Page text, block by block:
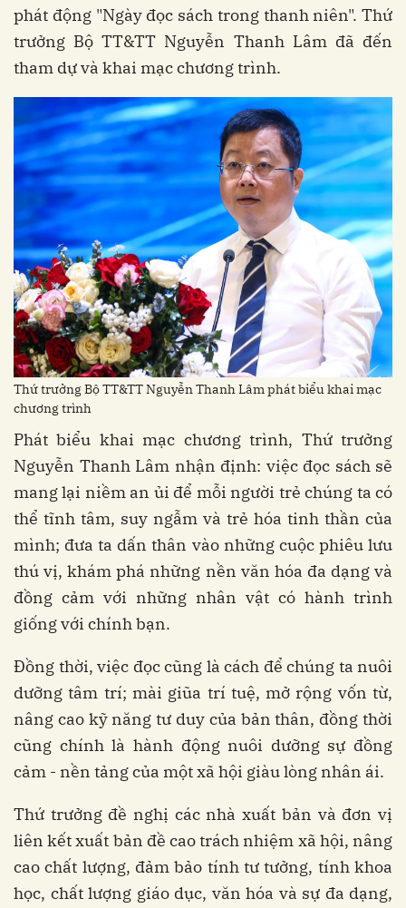
phát động "Ngày đọc sách trong thanh niên". Thứ
trưởng Bộ TT&TT Nguyễn Thanh Lâm đã đến
tham dự và khai mạc chương trình.
Thứ trưởng Bộ TT&TT Nguyễn Thanh Lâm phát biểu khai mạc
chương trình
Phát biểu khai mạc chương trình, Thứ trưởng
Nguyễn Thanh Lâm nhận định: việc đọc sách sẽ
mang lại niềm an ủi để mỗi người trẻ chúng ta có
thể tĩnh tâm, suy ngẫm và trẻ hóa tinh thần của
mình; đưa ta dấn thân vào những cuộc phiêu lưu
thú vị, khám phá những nền văn hóa đa dạng và
đồng cảm với những nhân vật có hành trình
giống với chính bạn.
Đồng thời, việc đọc cũng là cách để chúng ta nuôi
dưỡng tâm trí; mài giũa trí tuệ, mở rộng vốn từ,
nâng cao kỹ năng tư duy của bản thân, đồng thời
cũng chính là hành động nuôi dưỡng sự đồng
cảm - nền tảng của một xã hội giàu lòng nhân ái.
Thứ trưởng đề nghị các nhà xuất bản và đơn vị
liên kết xuất bản đề cao trách nhiệm xã hội, nâng
cao chất lượng, đảm bảo tính tư tưởng, tính khoa
học, chất lượng giáo dục, văn hóa và sự đa dạng,